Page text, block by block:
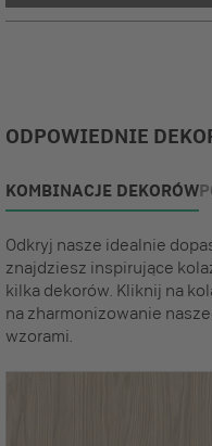
ODPOWIEDNIE
KOMBINACJE DEKORÓW
Odkryj nasze idealnie
znajdziesz inspirujące
kilka dekorów. Kliknij na
na zharmonizowanie
wzorami.